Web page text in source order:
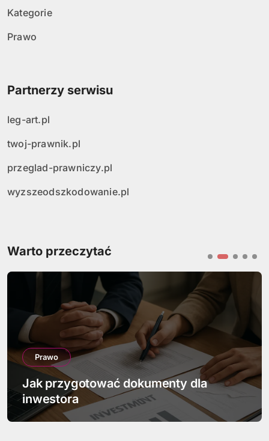
Kategorie
Prawo
Partnerzy serwisu
leg-art.pl
twoj-prawnik.pl
przeglad-prawniczy.pl
wyzszeodszkodowanie.pl
Warto przeczytać
Prawo
Jakie są prawa i obowiązki syndyka w
upadłości